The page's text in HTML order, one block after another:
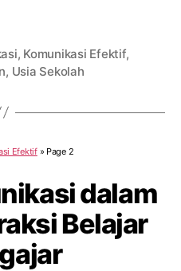
, Komunikasi Efektif,
, Usia Sekolah
Efektif» Page 2
dalam
Belajar